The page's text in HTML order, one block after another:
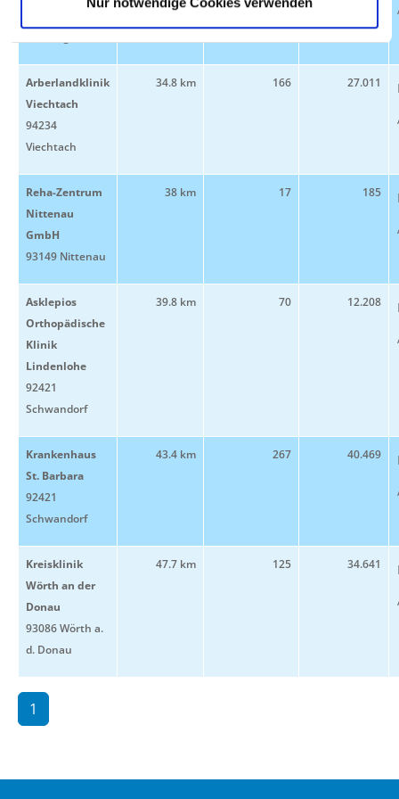
Arberlandklinik
Viechtach
94234
Viechtach
34.8 km 166 27.011
Reha-Zentrum
Nittenau
GmbH
93149 Nittenau
38 km 17 185
Asklepios
Orthopädische
Klinik
Lindenlohe
92421
Schwandorf
39.8 km 70 12.208
Krankenhaus
St. Barbara
92421
Schwandorf
43.4 km 267 40.469
Kreisklinik
Wörth an der
Donau
93086 Wörth a.
d. Donau
47.7 km 125 34.641
1